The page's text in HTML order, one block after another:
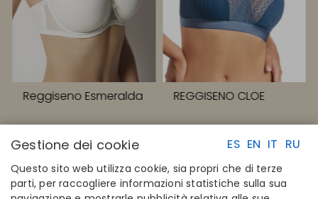
Reggiseno Esmeralda REGGISENO CLOE
ES EN IT RU
Gestione dei cookie
Questo sito web utilizza cookie, sia propri che di terze
parti, per raccogliere informazioni statistiche sulla sua